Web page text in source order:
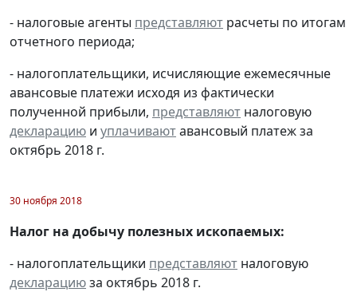
- налоговые агенты представляют расчеты по итогам
отчетного периода;
- налогоплательщики, исчисляющие ежемесячные
авансовые платежи исходя из фактически
полученной прибыли, представляют налоговую
декларацию и уплачиваютавансовый платеж за
октябрь 2018 г.
30 ноября 2018
Налог на добычу полезных ископаемых:
- налогоплательщики представляют налоговую
декларациюза октябрь 2018 г.